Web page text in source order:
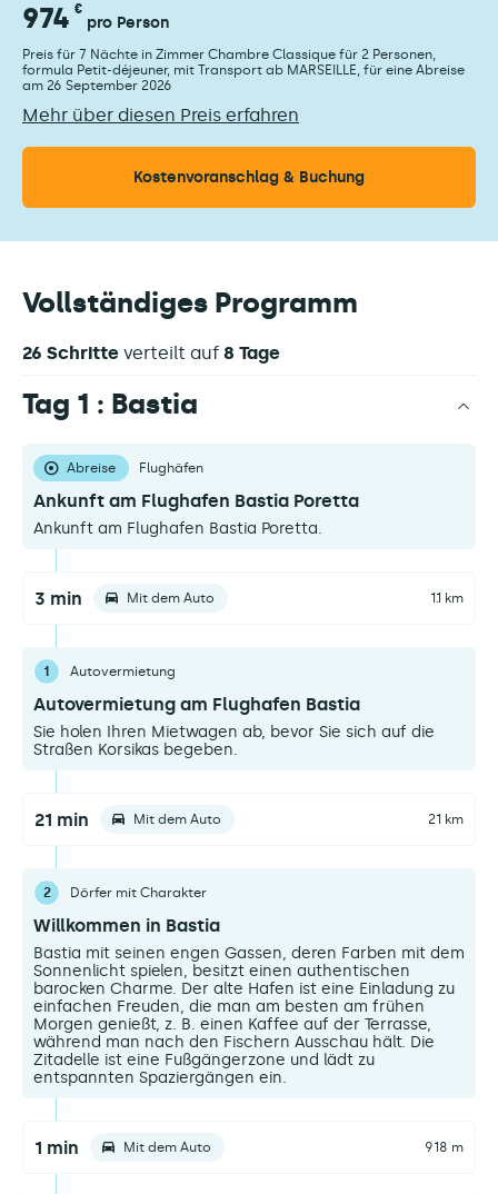
974 €
pro Person
Preis für 7 Nächte in Zimmer Chambre Classique für 2 Personen,
formula Petit-déjeuner, mit Transport ab MARSEILLE, für eine Abreise
am 26 September 2026
Mehr über diesen Preis erfahren
Kostenvoranschlag & Buchung
Vollständiges Programm
26 Schritte verteilt auf 8 Tage
Tag 1 : Bastia
Abreise Flughäfen
Ankunft am Flughafen Bastia Poretta
Ankunft am Flughafen Bastia Poretta.
3 min Mit dem Auto 1.1 km
1 Autovermietung
Autovermietung am Flughafen Bastia
Sie holen Ihren Mietwagen ab, bevor Sie sich auf die
Straßen Korsikas begeben.
21 min Mit dem Auto 21 km
2 Dörfer mit Charakter
Willkommen in Bastia
Bastia mit seinen engen Gassen, deren Farben mit dem
Sonnenlicht spielen, besitzt einen authentischen
barocken Charme. Der alte Hafen ist eine Einladung zu
einfachen Freuden, die man am besten am frühen
Morgen genießt, z. B. einen Kaffee auf der Terrasse,
während man nach den Fischern Ausschau hält. Die
Zitadelle ist eine Fußgängerzone und lädt zu
entspannten Spaziergängen ein.
1 min Mit dem Auto 918 m